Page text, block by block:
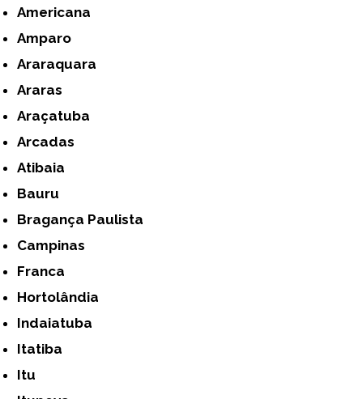
Americana
Amparo
Araraquara
Araras
Araçatuba
Arcadas
Atibaia
Bauru
Bragança Paulista
Campinas
Franca
Hortolândia
Indaiatuba
Itatiba
Itu